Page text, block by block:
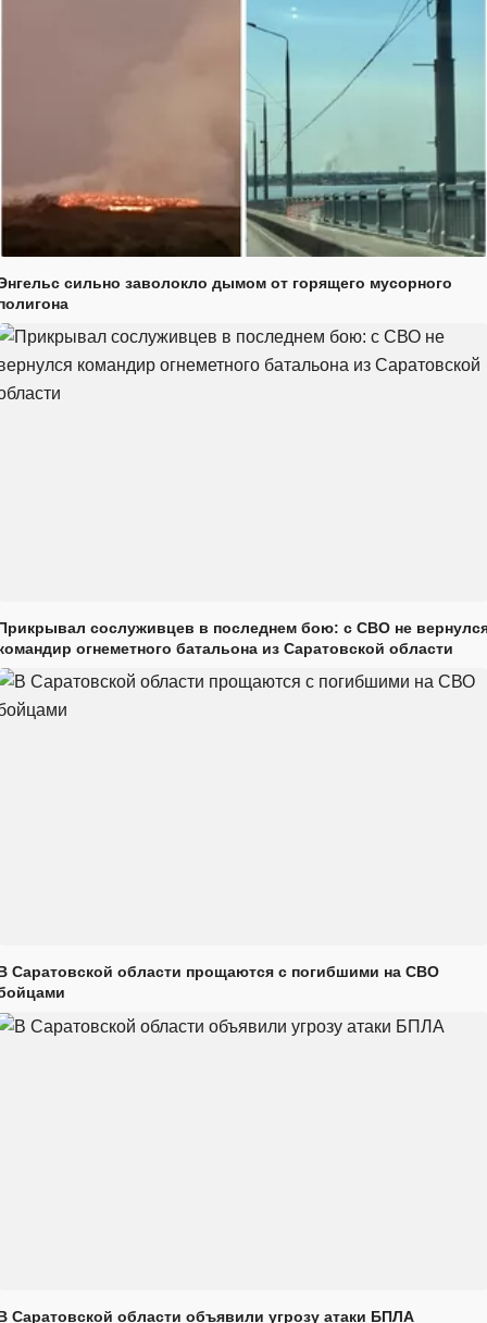
сильно заволокло дымом от горящего мусорного
сослуживцев в последнем бою: с СВО не
огнеметного батальона из Саратовской области
Саратовской области прощаются с погибшими на СВО
Саратовской области объявили угрозу атаки БПЛА